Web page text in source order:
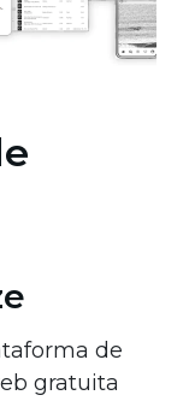
de
gratuita